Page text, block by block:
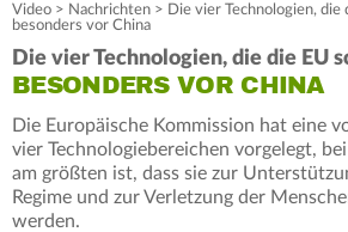
Video > Nachrichten > Die vier Technologien, die
besonders vor China
Die vier Technologien, die die EU
BESONDERS VOR CHINA
Die Europäische Kommission hat eine
vier Technologiebereichen vorgelegt,
am größten ist, dass sie zur
Regime und zur Verletzung der
werden.